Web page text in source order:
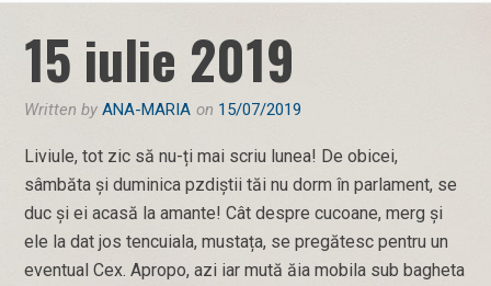
15 iulie 2019
Written byANA-MARIA on 15/07/2019
Liviule, tot zic să nu-ți mai scriu lunea! De obicei,
sâmbăta și duminica pzdiștii tăi nu dorm în parlament, se
duc și ei acasă la amante! Cât despre cucoane, merg și
ele la dat jos tencuiala, mustața, se pregătesc pentru un
eventual Cex. Apropo, azi iar mută ăia mobila sub bagheta